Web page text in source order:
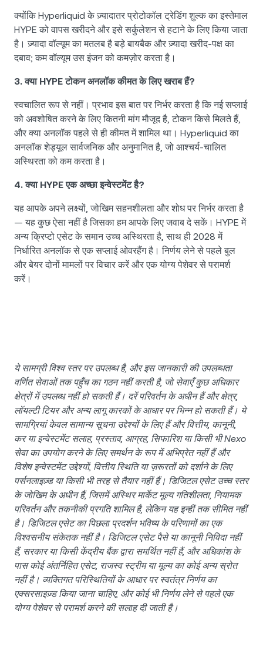
क्योंकि Hyperliquid के ज़्यादातर प्रोटोकॉल ट्रेडिंग शुल्क का इस्तेमाल
HYPE को वापस खरीदने और इसे सर्कुलेशन से हटाने के लिए किया जाता
है। ज़्यादा वॉल्यूम का मतलब है बड़े बायबैक और ज़्यादा खरीद-पक्ष का
दबाव; कम वॉल्यूम उस इंजन को कमज़ोर करता है।
3. क्या HYPE टोकन अनलॉक कीमत के लिए खराब हैं?
स्वचालित रूप से नहीं। प्रभाव इस बात पर निर्भर करता है कि नई सप्लाई
को अवशोषित करने के लिए कितनी मांग मौजूद है, टोकन किसे मिलते हैं,
और क्या अनलॉक पहले से ही कीमत में शामिल था। Hyperliquid का
अनलॉक शेड्यूल सार्वजनिक और अनुमानित है, जो आश्चर्य-चालित
अस्थिरता को कम करता है।
4. क्या HYPE एक अच्छा इन्वेस्टमेंट है?
यह आपके अपने लक्ष्यों, जोखिम सहनशीलता और शोध पर निर्भर करता है
— यह कुछ ऐसा नहीं है जिसका हम आपके लिए जवाब दे सकें। HYPE में
अन्य क्रिप्टो एसेट के समान उच्च अस्थिरता है, साथ ही 2028 में
निर्धारित अनलॉक से एक सप्लाई ओवरहैंग है। निर्णय लेने से पहले बुल
और बेयर दोनों मामलों पर विचार करें और एक योग्य पेशेवर से परामर्श
करें।
ये सामग्री विश्व स्तर पर उपलब्ध है, और इस जानकारी की उपलब्धता
वर्णित सेवाओं तक पहुँच का गठन नहीं करती है, जो सेवाएँ कुछ अधिकार
क्षेत्रों में उपलब्ध नहीं हो सकती हैं। दरें परिवर्तन के अधीन हैं और क्षेत्र,
लॉयल्टी टियर और अन्य लागू कारकों के आधार पर भिन्न हो सकती हैं। ये
सामग्रियां केवल सामान्य सूचना उद्देश्यों के लिए हैं और वित्तीय, कानूनी,
कर या इन्वेस्टमेंट सलाह, प्रस्ताव, आग्रह, सिफारिश या किसी भी Nexo
सेवा का उपयोग करने के लिए समर्थन के रूप में अभिप्रेत नहीं हैं और
विशेष इन्वेस्टमेंट उद्देश्यों, वित्तीय स्थिति या ज़रूरतों को दर्शाने के लिए
पर्सनलाइज़्ड या किसी भी तरह से तैयार नहीं हैं। डिजिटल एसेट उच्च स्तर
के जोखिम के अधीन हैं, जिसमें अस्थिर मार्केट मूल्य गतिशीलता, नियामक
परिवर्तन और तकनीकी प्रगति शामिल है, लेकिन यह इन्हीं तक सीमित नहीं
है। डिजिटल एसेट का पिछला प्रदर्शन भविष्य के परिणामों का एक
विश्वसनीय संकेतक नहीं है। डिजिटल एसेट पैसे या कानूनी निविदा नहीं
हैं, सरकार या किसी केंद्रीय बैंक द्वारा समर्थित नहीं हैं, और अधिकांश के
पास कोई अंतर्निहित एसेट, राजस्व स्ट्रीम या मूल्य का कोई अन्य स्रोत
नहीं है। व्यक्तिगत परिस्थितियों के आधार पर स्वतंत्र निर्णय का
एक्सरसाइज़्ड किया जाना चाहिए, और कोई भी निर्णय लेने से पहले एक
योग्य पेशेवर से परामर्श करने की सलाह दी जाती है।